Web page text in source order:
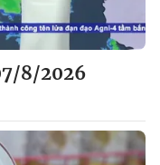
8/2026